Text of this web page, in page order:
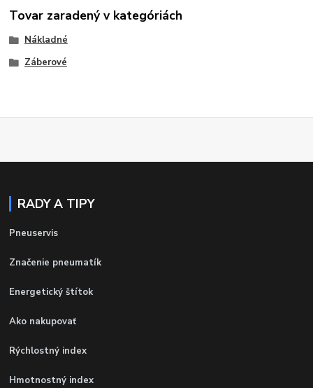
Tovar zaradený v kategóriách
Nákladné
Záberové
RADY A TIPY
Pneuservis
Značenie pneumatík
Energetický štítok
Ako nakupovať
Rýchlostný index
Hmotnostný index